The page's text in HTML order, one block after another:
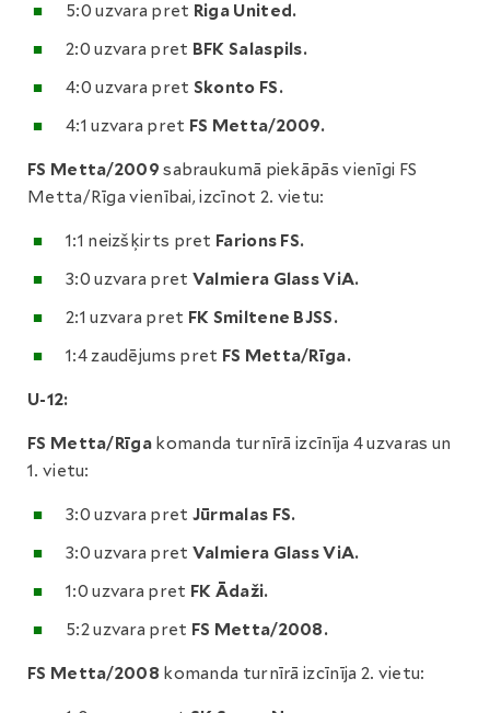
5:0 uzvara pret Riga United.
2:0 uzvara pret BFK Salaspils.
4:0 uzvara pret Skonto FS.
4:1 uzvara pret FS Metta/2009.
FS Metta/2009 sabraukumā piekāpās vienīgi FS
Metta/Rīga vienībai, izcīnot 2. vietu:
1:1 neizšķirts pret Farions FS.
3:0 uzvara pret Valmiera Glass ViA.
2:1 uzvara pret FK Smiltene BJSS.
1:4 zaudējums pret FS Metta/Rīga.
U-12:
FS Metta/Rīgakomanda turnīrā izcīnīja 4 uzvaras un
1. vietu:
3:0 uzvara pret Jūrmalas FS.
3:0 uzvara pret Valmiera Glass ViA.
1:0 uzvara pret FK Ādaži.
5:2 uzvara pret FS Metta/2008.
FS Metta/2008 komanda turnīrā izcīnīja 2. vietu: